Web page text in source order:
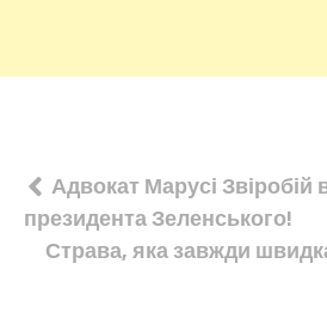
Навігація
записів
Адвокат Марусі Звіробій
президента Зеленського!
Страва, яка завжди